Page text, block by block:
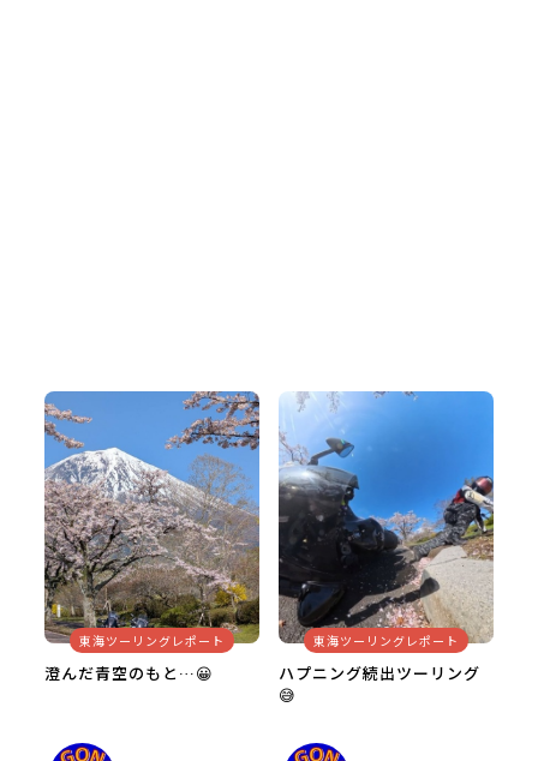
東海ツーリングレポート
澄んだ青空のもと…😀
東海ツーリングレポート
ハプニング続出ツーリング
😅